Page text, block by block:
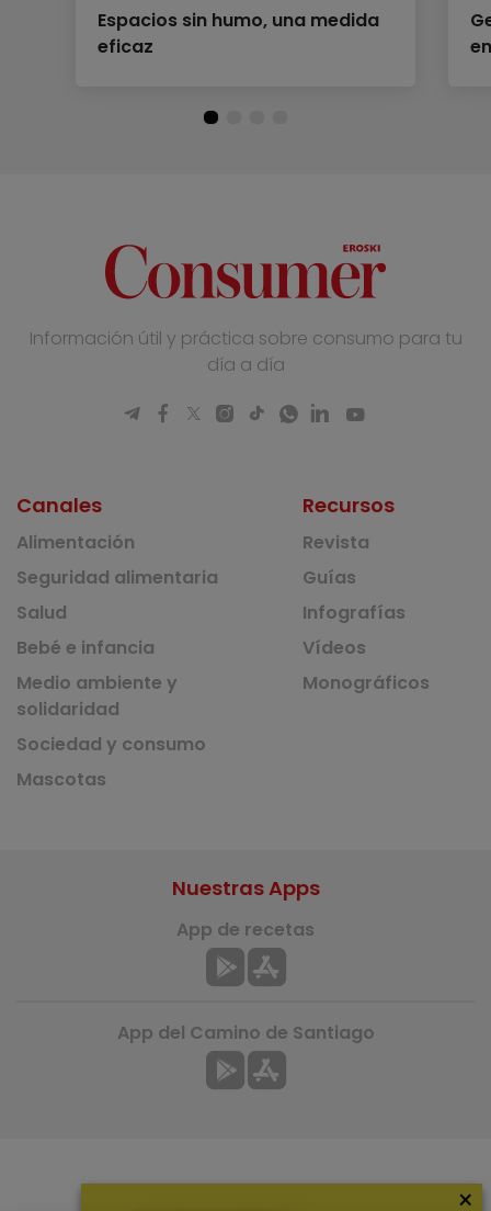
Espacios sin humo, una medida
eficaz
Información útil y práctica sobre consumo para tu
día a día
Canales
Alimentación
Seguridad alimentaria
Salud
Bebé e infancia
Medio ambiente y
solidaridad
Sociedad y consumo
Mascotas
Recursos
Revista
Guías
Infografías
Vídeos
Monográficos
Nuestras Apps
App de recetas
App del Camino de Santiago
×